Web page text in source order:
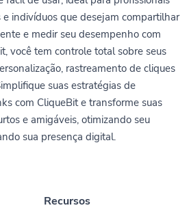
indivíduos que desejam compartilhar
e medir seu desempenho com
você tem controle total sobre seus
rastreamento de cliques
suas estratégias de
com CliqueBit e transforme suas
e amigáveis, otimizando seu
sua presença digital.
Recursos